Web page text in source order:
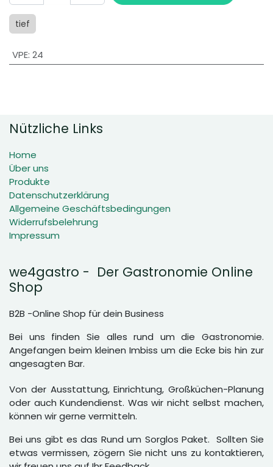
tief
VPE: 24
Nützliche Links
Home
Über uns
Produkte
Datenschutzerklärung
Allgemeine Geschäftsbedingungen
Widerrufsbelehrung
Impressum
we4gastro - Der Gastronomie Online
Shop
B2B -Online Shop für dein Business
Bei uns finden Sie alles rund um die Gastronomie.
Angefangen beim kleinen Imbiss um die Ecke bis hin zur
angesagten Bar.
Von der Ausstattung, Einrichtung, Großküchen-Planung
oder auch Kundendienst. Was wir nicht selbst machen,
können wir gerne vermitteln.
Bei uns gibt es das Rund um Sorglos Paket. Sollten Sie
etwas vermissen, zögern Sie nicht uns zu kontaktieren,